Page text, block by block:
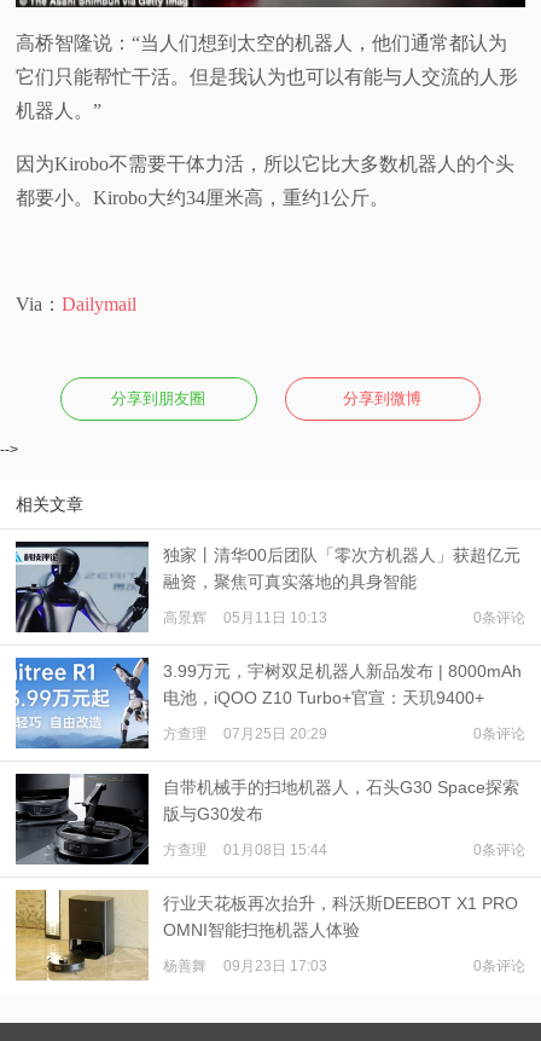
高桥智隆说：“当人们想到太空的机器人，他们通常都认为
它们只能帮忙干活。但是我认为也可以有能与人交流的人形
机器人。”
因为Kirobo不需要干体力活，所以它比大多数机器人的个头
都要小。Kirobo大约34厘米高，重约1公斤。
Via：Dailymail
分享到朋友圈 分享到微博
-->
相关文章
独家丨清华00后团队「零次方机器人」获超亿元
融资，聚焦可真实落地的具身智能
高景辉 05月11日 10:13 0条评论
3.99万元，宇树双足机器人新品发布 | 8000mAh
电池，iQOO Z10 Turbo+官宣：天玑9400+
方查理 07月25日 20:29 0条评论
自带机械手的扫地机器人，石头G30 Space探索
版与G30发布
方查理 01月08日 15:44 0条评论
行业天花板再次抬升，科沃斯DEEBOT X1 PRO
OMNI智能扫拖机器人体验
杨善舞 09月23日 17:03 0条评论